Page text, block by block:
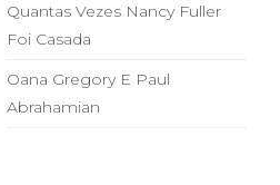
Quantas Vezes Nancy Fuller
Foi Casada
Oana Gregory E Paul
Abrahamian